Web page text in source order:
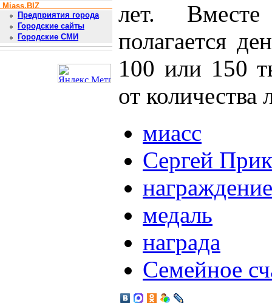
Miass.BIZ
Предприятия города
Городские сайты
Городские СМИ
лет.
полагается
100 или 150
от количества
миасс
Сергей
награждение
медаль
награда
Семейное